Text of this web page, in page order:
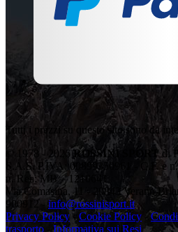
Tutti i prezzi su questo sito sono da
© 1978 - 2026ROSSINI SPORT di
S.A.S. P.IVA: 00899350961 - C.F. e
n. Rea: MB – 1210641
Via Comasina, 11 - 20843 Verano
900912 - info@rossinisport.it
Privacy Policy -Cookie Policy -
trasporto - Informativa sui Resi